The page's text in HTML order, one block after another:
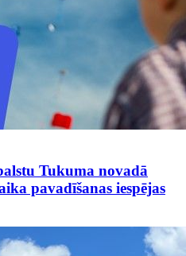
Tukuma novadā
pavadīšanas iespējas